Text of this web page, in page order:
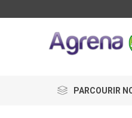
PARCOURIR